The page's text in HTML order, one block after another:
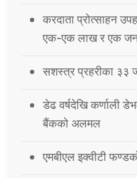
करदाता प्रोत्साहन
एक-एक लाख र एक
सशस्त्र प्रहरीका ३३
डेढ वर्षदेखि कर्णाली
बैंकको अलमल
एमबीएल इक्वीटी